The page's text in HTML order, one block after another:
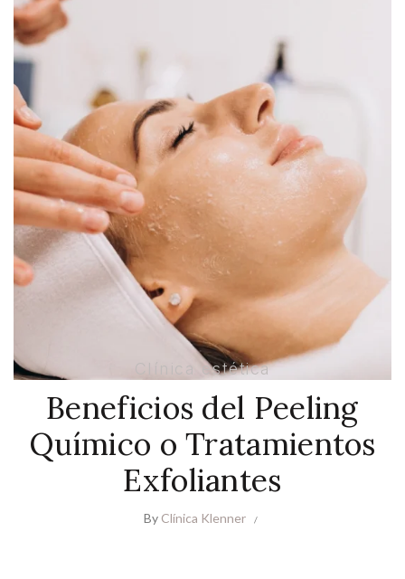
Clínica estética
Beneficios del Peeling
Químico o Tratamientos
Exfoliantes
By Clínica Klenner